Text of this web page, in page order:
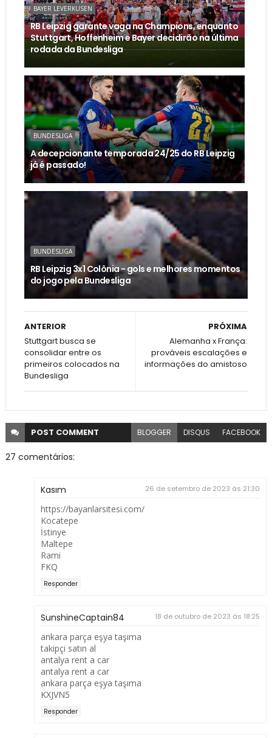
BAYER LEVERKUSEN
RB Leipzig garante vaga na Champions, enquanto
Stuttgart, Hoffenheim e Bayer decidirão na última
rodada da Bundesliga
BUNDESLIGA
A decepcionante temporada 24/25 do RB Leipzig
já é passado!
BUNDESLIGA
RB Leipzig 3x1 Colônia - gols e melhores momentos
do jogo pela Bundesliga
PRÓXIMA
Alemanha x França:
prováveis escalações e
informações do amistoso
ANTERIOR
Stuttgart busca se
consolidar entre os
primeiros colocados na
Bundesliga
POST COMMENT BLOGGER DISQUS FACEBOOK
27 comentários:
Kasım 26 de setembro de 2023 às 21:30
https://bayanlarsitesi.com/
Kocatepe
İstinye
Maltepe
Rami
FKQ
Responder
SunshineCaptain84 18 de outubro de 2023 às 18:25
ankara parça eşya taşıma
takipçi satın al
antalya rent a car
antalya rent a car
ankara parça eşya taşıma
KXJVN5
Responder